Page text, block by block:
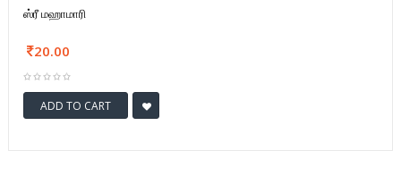
ஸ்ரீ மஹாமாரி
20.00
ADD TO CART